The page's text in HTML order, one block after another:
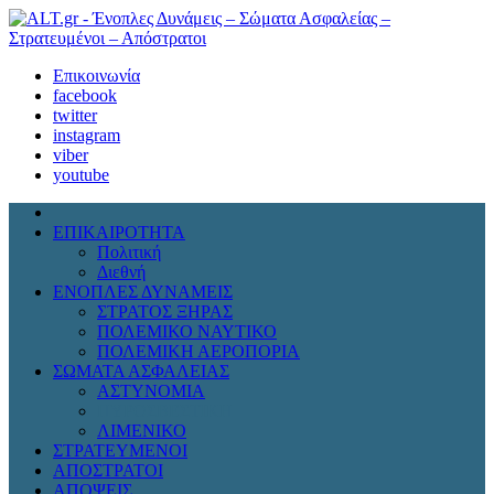
Επικοινωνία
facebook
twitter
instagram
viber
youtube
ΕΠΙΚΑΙΡΟΤΗΤΑ
Πολιτική
Διεθνή
ΕΝΟΠΛΕΣ ΔΥΝΑΜΕΙΣ
ΣΤΡΑΤΟΣ ΞΗΡΑΣ
ΠΟΛΕΜΙΚΟ ΝΑΥΤΙΚΟ
ΠΟΛΕΜΙΚΗ ΑΕΡΟΠΟΡΙΑ
ΣΩΜΑΤΑ ΑΣΦΑΛΕΙΑΣ
ΑΣΤΥΝΟΜΙΑ
ΛΙΜΕΝΙΚΟ
ΣΤΡΑΤΕΥΜΕΝΟΙ
ΑΠΟΣΤΡΑΤΟΙ
ΑΠΟΨΕΙΣ